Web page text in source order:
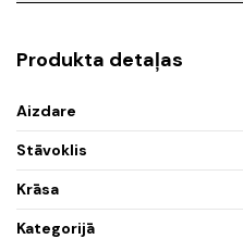
Produkta detaļas
Aizdare
Stāvoklis
Krāsa
Kategorijā